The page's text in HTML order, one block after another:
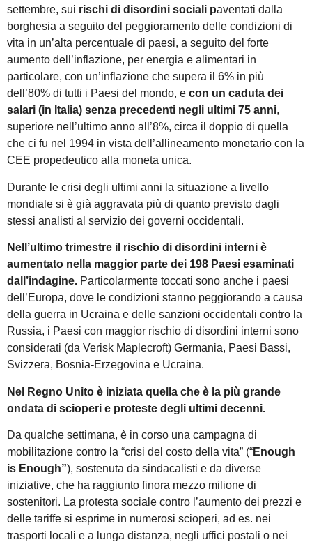
settembre, sui rischi di disordini sociali paventati dalla
borghesia a seguito del peggioramento delle condizioni di
vita in un’alta percentuale di paesi, a seguito del forte
aumento dell’inflazione, per energia e alimentari in
particolare, con un’inflazione che supera il 6% in più
dell’80% di tutti i Paesi del mondo, e con un caduta dei
salari (in Italia) senza precedenti negli ultimi 75 anni,
superiore nell’ultimo anno all’8%, circa il doppio di quella
che ci fu nel 1994 in vista dell’allineamento monetario con la
CEE propedeutico alla moneta unica.
Durante le crisi degli ultimi anni la situazione a livello
mondiale si è già aggravata più di quanto previsto dagli
stessi analisti al servizio dei governi occidentali.
Nell’ultimo trimestre il rischio di disordini interni è
aumentato nella maggior parte dei 198 Paesi esaminati
dall’indagine. Particolarmente toccati sono anche i paesi
dell’Europa, dove le condizioni stanno peggiorando a causa
della guerra in Ucraina e delle sanzioni occidentali contro la
Russia, i Paesi con maggior rischio di disordini interni sono
considerati (da Verisk Maplecroft) Germania, Paesi Bassi,
Svizzera, Bosnia-Erzegovina e Ucraina.
Nel Regno Unito è iniziata quella che è la più grande
ondata di scioperi e proteste degli ultimi decenni.
Da qualche settimana, è in corso una campagna di
mobilitazione contro la “crisi del costo della vita” (“Enough
is Enough”), sostenuta da sindacalisti e da diverse
iniziative, che ha raggiunto finora mezzo milione di
sostenitori. La protesta sociale contro l’aumento dei prezzi e
delle tariffe si esprime in numerosi scioperi, ad es. nei
trasporti locali e a lunga distanza, negli uffici postali o nei